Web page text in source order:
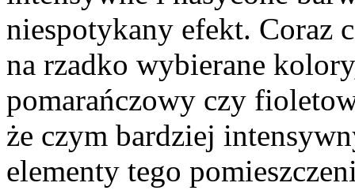
niespotykany efekt. Coraz
na rzadko wybierane
pomarańczowy czy
że czym bardziej
elementy tego